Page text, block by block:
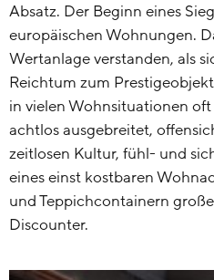
Absatz. Der Beginn eines
europäischen Wohnungen.
Wertanlage verstanden, als
Reichtum zum
in vielen Wohnsituationen
achtlos ausgebreitet,
zeitlosen Kultur, fühl- und
eines einst kostbaren
und Teppichcontainern
Discounter.